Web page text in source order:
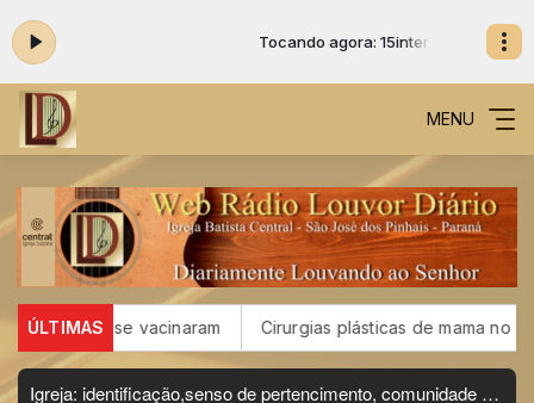
15inter Tocando agora: 15inter
MENU
ÚLTIMAS
16 não se vacinaram Cirurgias plásticas de mama no